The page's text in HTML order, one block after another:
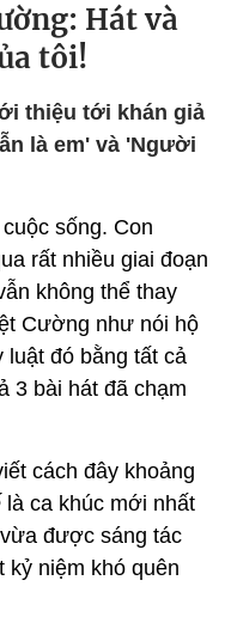
Hát và
tôi!
thiệu tới khán giả
là em' và 'Người
sống. Con
rất nhiều giai đoạn
không thể thay
Cường như nói hộ
luật đó bằng tất cả
3 bài hát đã chạm
cách đây khoảng
là ca khúc mới nhất
được sáng tác
kỷ niệm khó quên